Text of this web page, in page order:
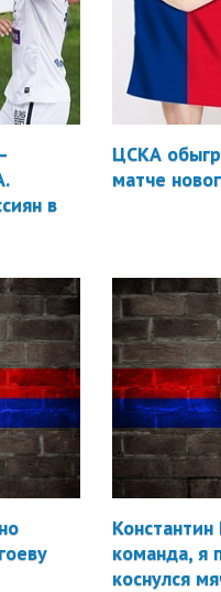
в
ЦСКА
матче
Константин
команда, я
коснулся